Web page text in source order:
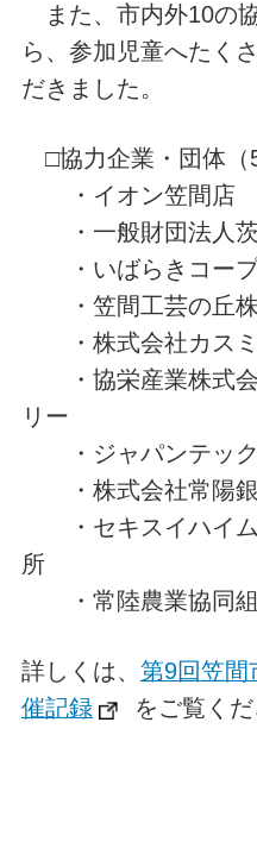
また、市内外10の
ら、参加児童へたく
だきました。
□協力企業・団体（
・イオン笠間店
・一般財団法人茨
・いばらきコー
・笠間工芸の丘株
・株式会社カスミ
・協栄産業株式会
リー
・ジャパンテック
・株式会社常陽
・セキスイハイム
所
・常陸農業協同
詳しくは、 第9回笠間
催記録
をご覧くだ